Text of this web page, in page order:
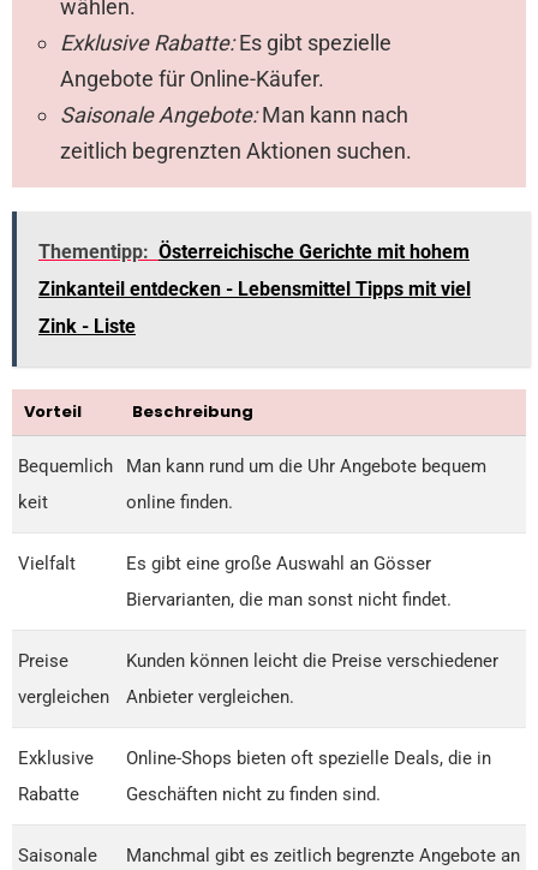
wählen.
Exklusive Rabatte:Es gibt spezielle
Angebote für Online-Käufer.
Saisonale Angebote:Man kann nach
zeitlich begrenzten Aktionen suchen.
Thementipp: Österreichische Gerichte mit hohem
Zinkanteil entdecken - Lebensmittel Tipps mit viel
Zink - Liste
Vorteil Beschreibung
Bequemlich
keit
Man kann rund um die Uhr Angebote bequem
online finden.
Vielfalt
Es gibt eine große Auswahl an Gösser
Biervarianten, die man sonst nicht findet.
Preise
vergleichen
Kunden können leicht die Preise verschiedener
Anbieter vergleichen.
Exklusive
Rabatte
Online-Shops bieten oft spezielle Deals, die in
Geschäften nicht zu finden sind.
Saisonale
Manchmal gibt es zeitlich begrenzte Angebote an